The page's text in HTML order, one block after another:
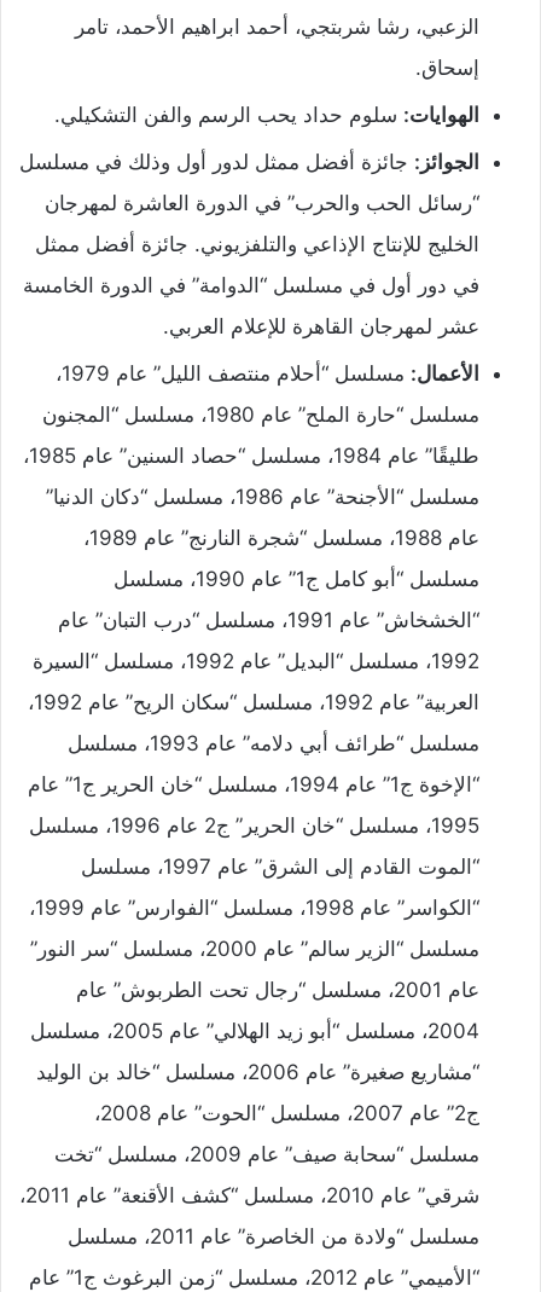
الزعبي، رشا شربتجي، أحمد ابراهيم الأحمد، تامر
إسحاق.
الهوايات: سلوم حداد يحب الرسم والفن التشكيلي.
الجوائز: جائزة أفضل ممثل لدور أول وذلك في مسلسل
“رسائل الحب والحرب” في الدورة العاشرة لمهرجان
الخليج للإنتاج الإذاعي والتلفزيوني. جائزة أفضل ممثل
في دور أول في مسلسل “الدوامة” في الدورة الخامسة
عشر لمهرجان القاهرة للإعلام العربي.
الأعمال:
مسلسل “أحلام منتصف الليل” عام 1979،
مسلسل “حارة الملح” عام 1980، مسلسل “المجنون
طليقًا” عام 1984، مسلسل “حصاد السنين” عام 1985،
مسلسل “الأجنحة” عام 1986، مسلسل “دكان الدنيا”
عام 1988، مسلسل “شجرة النارنج” عام 1989،
مسلسل “أبو كامل ج1” عام 1990، مسلسل
“الخشخاش” عام 1991، مسلسل “درب التبان” عام
1992، مسلسل “البديل” عام 1992، مسلسل “السيرة
العربية” عام 1992، مسلسل “سكان الريح” عام 1992،
مسلسل “طرائف أبي دلامه” عام 1993، مسلسل
“الإخوة ج1” عام 1994، مسلسل “خان الحرير ج1” عام
1995، مسلسل “خان الحرير” ج2 عام 1996، مسلسل
“الموت القادم إلى الشرق” عام 1997، مسلسل
“الكواسر” عام 1998، مسلسل “الفوارس” عام 1999،
مسلسل “الزير سالم” عام 2000، مسلسل “سر النور”
عام 2001، مسلسل “رجال تحت الطربوش” عام
2004، مسلسل “أبو زيد الهلالي” عام 2005، مسلسل
“مشاريع صغيرة” عام 2006، مسلسل “خالد بن الوليد
ج2” عام 2007، مسلسل “الحوت” عام 2008،
مسلسل “سحابة صيف” عام 2009، مسلسل “تخت
شرقي” عام 2010، مسلسل “كشف الأقنعة” عام 2011،
مسلسل “ولادة من الخاصرة” عام 2011، مسلسل
“الأميمي” عام 2012، مسلسل “زمن البرغوث ج1” عام